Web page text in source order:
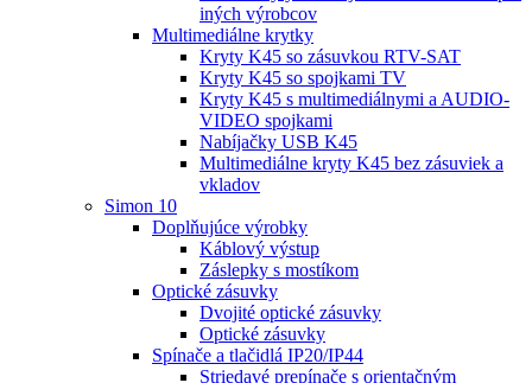
iných výrobcov
Multimediálne krytky
Kryty K45 so zásuvkou RTV-SAT
Kryty K45 so spojkami TV
Kryty K45 s multimediálnymi a AUDIO-
VIDEO spojkami
Nabíjačky USB K45
Multimediálne kryty K45 bez zásuviek a
vkladov
Simon 10
Doplňujúce výrobky
Káblový výstup
Záslepky s mostíkom
Optické zásuvky
Dvojité optické zásuvky
Optické zásuvky
Spínače a tlačidlá IP20/IP44
Striedavé prepínače s orientačným